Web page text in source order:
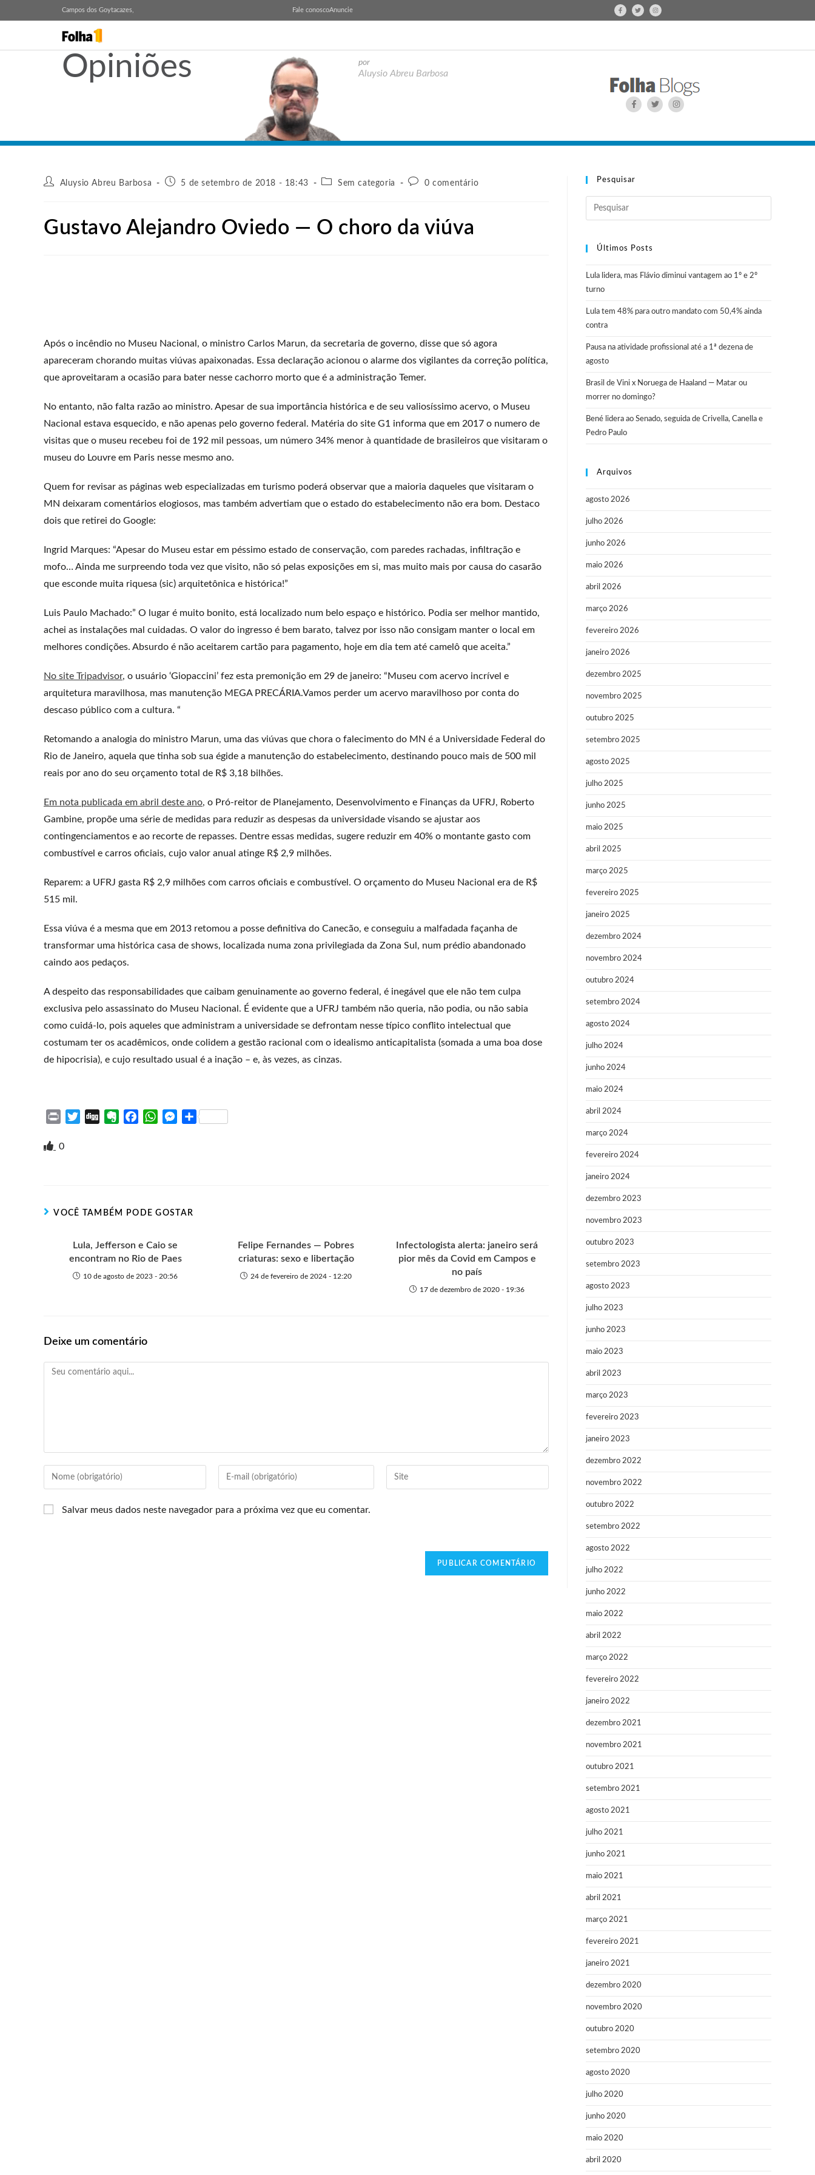
Campos dos Goytacazes, Fale conoscoAnuncie
Opiniões por
Aluysio Abreu Barbosa
Aluysio Abreu Barbosa 5 de setembro de 2018 - 18:43 Sem categoria 0 comentário
Gustavo Alejandro Oviedo — O choro da viúva
Após o incêndio no Museu Nacional, o ministro Carlos Marun, da secretaria de governo, disse que só agora
apareceram chorando muitas viúvas apaixonadas. Essa declaração acionou o alarme dos vigilantes da correção política,
que aproveitaram a ocasião para bater nesse cachorro morto que é a administração Temer.
No entanto, não falta razão ao ministro. Apesar de sua importância histórica e de seu valiosíssimo acervo, o Museu
Nacional estava esquecido, e não apenas pelo governo federal. Matéria do site G1 informa que em 2017 o numero de
visitas que o museu recebeu foi de 192 mil pessoas, um número 34% menor à quantidade de brasileiros que visitaram o
museu do Louvre em Paris nesse mesmo ano.
Quem for revisar as páginas web especializadas em turismo poderá observar que a maioria daqueles que visitaram o
MN deixaram comentários elogiosos, mas também advertiam que o estado do estabelecimento não era bom. Destaco
dois que retirei do Google:
Ingrid Marques: “Apesar do Museu estar em péssimo estado de conservação, com paredes rachadas, infiltração e
mofo… Ainda me surpreendo toda vez que visito, não só pelas exposições em si, mas muito mais por causa do casarão
que esconde muita riquesa (sic) arquitetônica e histórica!”
Luis Paulo Machado:” O lugar é muito bonito, está localizado num belo espaço e histórico. Podia ser melhor mantido,
achei as instalações mal cuidadas. O valor do ingresso é bem barato, talvez por isso não consigam manter o local em
melhores condições. Absurdo é não aceitarem cartão para pagamento, hoje em dia tem até camelô que aceita.”
No site Tripadvisor, o usuário ‘Giopaccini’ fez esta premonição em 29 de janeiro: “Museu com acervo incrível e
arquitetura maravilhosa, mas manutenção MEGA PRECÁRIA.Vamos perder um acervo maravilhoso por conta do
descaso público com a cultura. “
Retomando a analogia do ministro Marun, uma das viúvas que chora o falecimento do MN é a Universidade Federal do
Rio de Janeiro, aquela que tinha sob sua égide a manutenção do estabelecimento, destinando pouco mais de 500 mil
reais por ano do seu orçamento total de R$ 3,18 bilhões.
Em nota publicada em abril deste ano, o Pró-reitor de Planejamento, Desenvolvimento e Finanças da UFRJ, Roberto
Gambine, propõe uma série de medidas para reduzir as despesas da universidade visando se ajustar aos
contingenciamentos e ao recorte de repasses. Dentre essas medidas, sugere reduzir em 40% o montante gasto com
combustível e carros oficiais, cujo valor anual atinge R$ 2,9 milhões.
Reparem: a UFRJ gasta R$ 2,9 milhões com carros oficiais e combustível. O orçamento do Museu Nacional era de R$
515 mil.
Essa viúva é a mesma que em 2013 retomou a posse definitiva do Canecão, e conseguiu a malfadada façanha de
transformar uma histórica casa de shows, localizada numa zona privilegiada da Zona Sul, num prédio abandonado
caindo aos pedaços.
A despeito das responsabilidades que caibam genuinamente ao governo federal, é inegável que ele não tem culpa
exclusiva pelo assassinato do Museu Nacional. É evidente que a UFRJ também não queria, não podia, ou não sabia
como cuidá-lo, pois aqueles que administram a universidade se defrontam nesse típico conflito intelectual que
costumam ter os acadêmicos, onde colidem a gestão racional com o idealismo anticapitalista (somada a uma boa dose
de hipocrisia), e cujo resultado usual é a inação – e, às vezes, as cinzas.
i
e
k
W
p
M
e
S
0
VOCÊ TAMBÉM PODE GOSTAR
Lula, Jefferson e Caio se
encontram no Rio de Paes
10 de agosto de 2023 - 20:56
Felipe Fernandes — Pobres
criaturas: sexo e libertação
24 de fevereiro de 2024 - 12:20
Infectologista alerta: janeiro será
pior mês da Covid em Campos e
no país
17 de dezembro de 2020 - 19:36
Deixe um comentário
Salvar meus dados neste navegador para a próxima vez que eu comentar.
Pesquisar
Últimos Posts
Lula lidera, mas Flávio diminui vantagem ao 1º e 2º
turno
Lula tem 48% para outro mandato com 50,4% ainda
contra
Pausa na atividade profissional até a 1ª dezena de
agosto
Brasil de Vini x Noruega de Haaland — Matar ou
morrer no domingo?
Bené lidera ao Senado, seguida de Crivella, Canella e
Pedro Paulo
Arquivos
agosto 2026
julho 2026
junho 2026
maio 2026
abril 2026
março 2026
fevereiro 2026
janeiro 2026
dezembro 2025
novembro 2025
outubro 2025
setembro 2025
agosto 2025
julho 2025
junho 2025
maio 2025
abril 2025
março 2025
fevereiro 2025
janeiro 2025
dezembro 2024
novembro 2024
outubro 2024
setembro 2024
agosto 2024
julho 2024
junho 2024
maio 2024
abril 2024
março 2024
fevereiro 2024
janeiro 2024
dezembro 2023
novembro 2023
outubro 2023
setembro 2023
agosto 2023
julho 2023
junho 2023
maio 2023
abril 2023
março 2023
fevereiro 2023
janeiro 2023
dezembro 2022
novembro 2022
outubro 2022
setembro 2022
agosto 2022
julho 2022
junho 2022
maio 2022
abril 2022
março 2022
fevereiro 2022
janeiro 2022
dezembro 2021
novembro 2021
outubro 2021
setembro 2021
agosto 2021
julho 2021
junho 2021
maio 2021
abril 2021
março 2021
fevereiro 2021
janeiro 2021
dezembro 2020
novembro 2020
outubro 2020
setembro 2020
agosto 2020
julho 2020
junho 2020
maio 2020
abril 2020